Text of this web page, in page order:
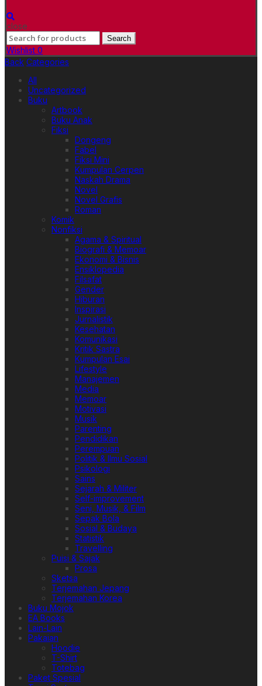
close
Search
for:
Search
Wishlist 0
Back Categories
All
Uncategorized
Buku
Artbook
Buku Anak
Fiksi
Dongeng
Fabel
Fiksi Mini
Kumpulan Cerpen
Naskah Drama
Novel
Novel Grafis
Roman
Komik
Nonfiksi
Agama & Spiritual
Biografi & Memoar
Ekonomi & Bisnis
Ensiklopedia
Filsafat
Gender
Hiburan
Inspirasi
Jurnalistik
Kesehatan
Komunikasi
Kritik Sastra
Kumpulan Esai
Lifestyle
Manajemen
Media
Memoar
Motivasi
Musik
Parenting
Pendidikan
Perempuan
Politik & Ilmu Sosial
Psikologi
Sains
Sejarah & Militer
Self-improvement
Seni, Musik, & Film
Sepak Bola
Sosial & Budaya
Statistik
Travelling
Puisi & Sajak
Prosa
Sketsa
Terjemahan Jepang
Terjemahan Korea
Buku Mojok
EA Books
Lain-Lain
Pakaian
Hoodie
T-Shirt
Totebag
Paket Spesial